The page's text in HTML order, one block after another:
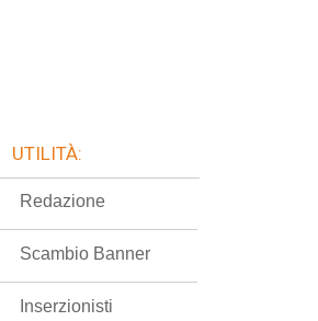
UTILITÀ:
Redazione
Scambio Banner
Inserzionisti